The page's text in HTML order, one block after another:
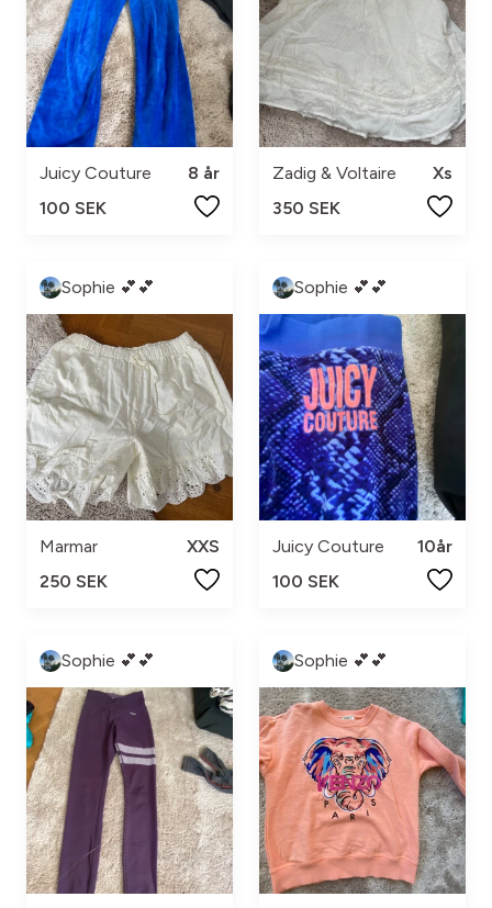
Juicy Couture
8 år
100 SEK
Zadig & Voltaire
Xs
350 SEK
Sophie 💕💕
Marmar
XXS
250 SEK
Sophie 💕💕
Juicy Couture
10år
100 SEK
Sophie 💕💕 Sophie 💕💕